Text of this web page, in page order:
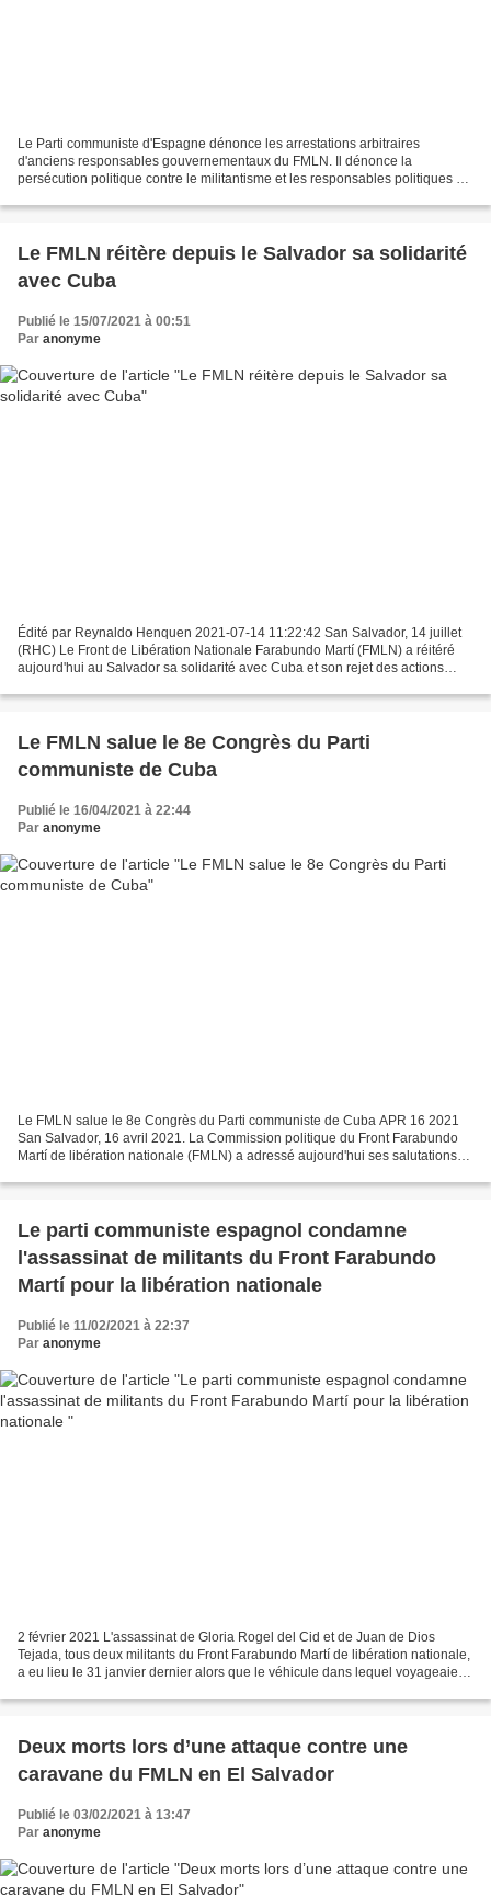
Le Parti communiste d'Espagne dénonce les arrestations arbitraires
d'anciens responsables gouvernementaux du FMLN. Il dénonce la
persécution politique contre le militantisme et les responsables politiques du
Le FMLN réitère depuis le Salvador sa solidarité
avec Cuba
Publié le 15/07/2021 à 00:51
Par anonyme
Édité par Reynaldo Henquen 2021-07-14 11:22:42 San Salvador, 14 juillet
(RHC) Le Front de Libération Nationale Farabundo Martí (FMLN) a réitéré
aujourd'hui au Salvador sa solidarité avec Cuba et son rejet des actions
Le FMLN salue le 8e Congrès du Parti
communiste de Cuba
Publié le 16/04/2021 à 22:44
Par anonyme
Le FMLN salue le 8e Congrès du Parti communiste de Cuba APR 16 2021
San Salvador, 16 avril 2021. La Commission politique du Front Farabundo
Martí de libération nationale (FMLN) a adressé aujourd'hui ses salutations
Le parti communiste espagnol condamne
l'assassinat de militants du Front Farabundo
Martí pour la libération nationale
Publié le 11/02/2021 à 22:37
Par anonyme
2 février 2021 L'assassinat de Gloria Rogel del Cid et de Juan de Dios
Tejada, tous deux militants du Front Farabundo Martí de libération nationale,
a eu lieu le 31 janvier dernier alors que le véhicule dans lequel voyageaient
Deux morts lors d’une attaque contre une
caravane du FMLN en El Salvador
Publié le 03/02/2021 à 13:47
Par anonyme